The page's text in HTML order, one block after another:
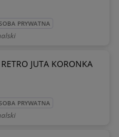
PRYWATNA
JUTA KORONKA
PRYWATNA